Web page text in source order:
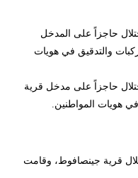
الإحتلال حاجزاً على المدخل
والتدقيق في هويات
قوات الإحتلال حاجزاً على مدخل قرية
هويات المواطنين.
الإحتلال قرية جينصافوط، وقامت